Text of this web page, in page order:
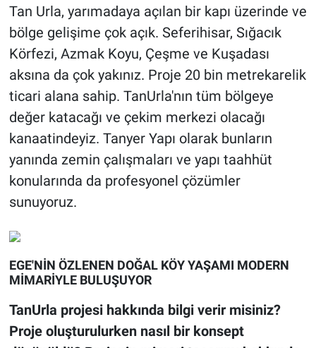
Tan Urla, yarımadaya açılan bir kapı üzerinde ve
bölge gelişime çok açık. Seferihisar, Sığacık
Körfezi, Azmak Koyu, Çeşme ve Kuşadası
aksına da çok yakınız. Proje 20 bin metrekarelik
ticari alana sahip. TanUrla'nın tüm bölgeye
değer katacağı ve çekim merkezi olacağı
kanaatindeyiz. Tanyer Yapı olarak bunların
yanında zemin çalışmaları ve yapı taahhüt
konularında da profesyonel çözümler
sunuyoruz.
EGE'NİN ÖZLENEN DOĞAL KÖY YAŞAMI MODERN
MİMARİYLE BULUŞUYOR
TanUrla projesi hakkında bilgi verir misiniz?
Proje oluşturulurken nasıl bir konsept